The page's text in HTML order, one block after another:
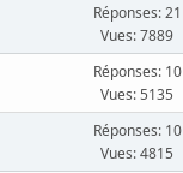
Réponses: 21
Vues: 7889
Réponses: 10
Vues: 5135
Réponses: 10
Vues: 4815